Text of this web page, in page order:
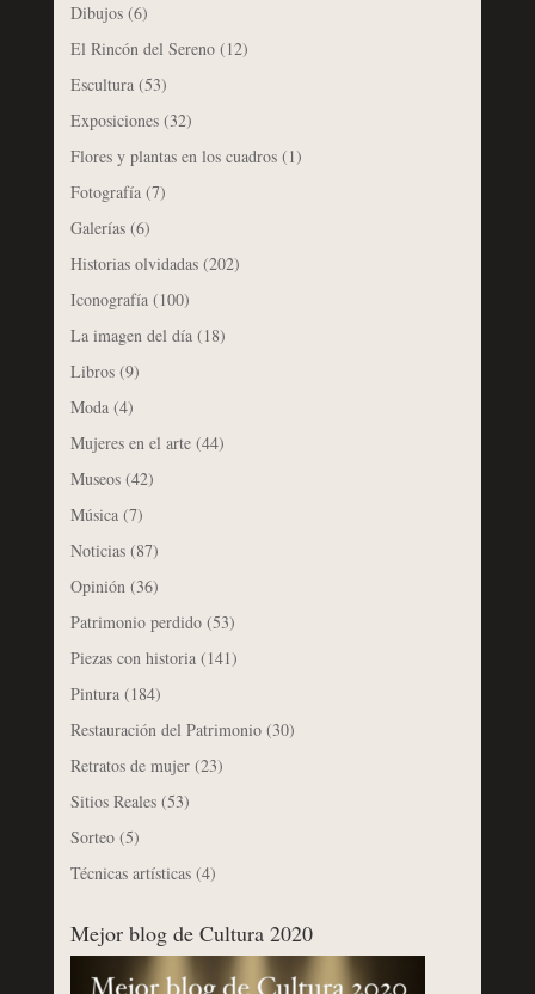
Dibujos(6)
El Rincón del Sereno(12)
Escultura(53)
Exposiciones(32)
Flores y plantas en los cuadros(1)
Fotografía(7)
Galerías(6)
Historias olvidadas(202)
Iconografía(100)
La imagen del día(18)
Libros(9)
Moda(4)
Mujeres en el arte(44)
Museos(42)
Música(7)
Noticias(87)
Opinión(36)
Patrimonio perdido(53)
Piezas con historia(141)
Pintura(184)
Restauración del Patrimonio(30)
Retratos de mujer(23)
Sitios Reales(53)
Sorteo(5)
Técnicas artísticas(4)
Mejor blog de Cultura 2020